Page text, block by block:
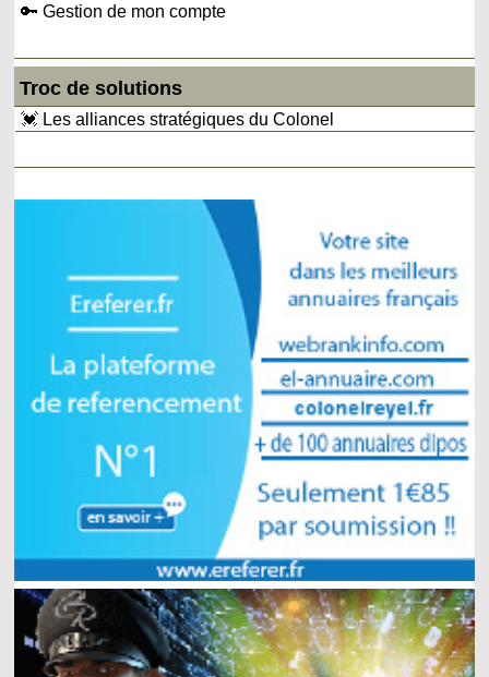
🔑 Gestion de mon compte
Troc de solutions
💓 Les alliances stratégiques du Colonel